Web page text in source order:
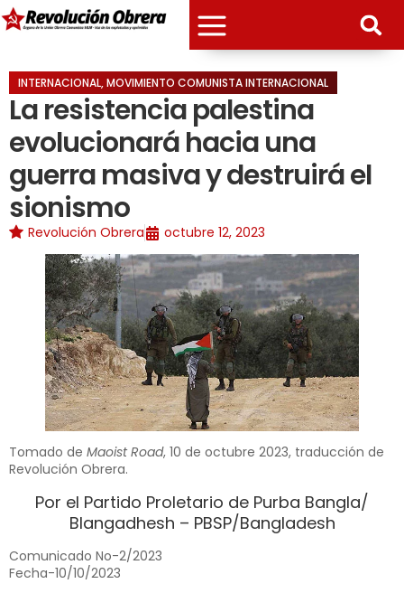
INTERNACIONAL,MOVIMIENTO COMUNISTA INTERNACIONAL
La resistencia palestina
evolucionará hacia una
guerra masiva y destruirá el
sionismo
Revolución Obrera octubre 12, 2023
Tomado de Maoist Road, 10 de octubre 2023, traducción de
Revolución Obrera.
Por el Partido Proletario de Purba Bangla/
Blangadhesh – PBSP/Bangladesh
Comunicado No-2/2023
Fecha-10/10/2023